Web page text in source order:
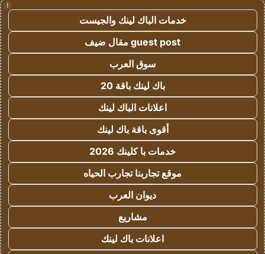
!
خدمات الباك لينك والجيست
guest post مقال ضيف
سوق العرب
باك لينك باقة 20
اعلانات الباك لينك
أقوى باقة باك لينك
خدمات با كلينك 2026
موقع تجاربنا تجارب الحياه
ديوان العرب
مشاريع
اعلانات باك لينك